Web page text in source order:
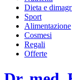
Dieta e
Sport
Alimentazione
Cosmesi
Regali
Offerte